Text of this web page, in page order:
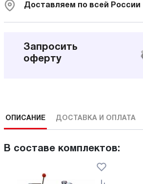
Доставляем по всей России
Запросить
оферту
ОПИСАНИЕ ДОСТАВКА И ОПЛАТА
В составе комплектов: